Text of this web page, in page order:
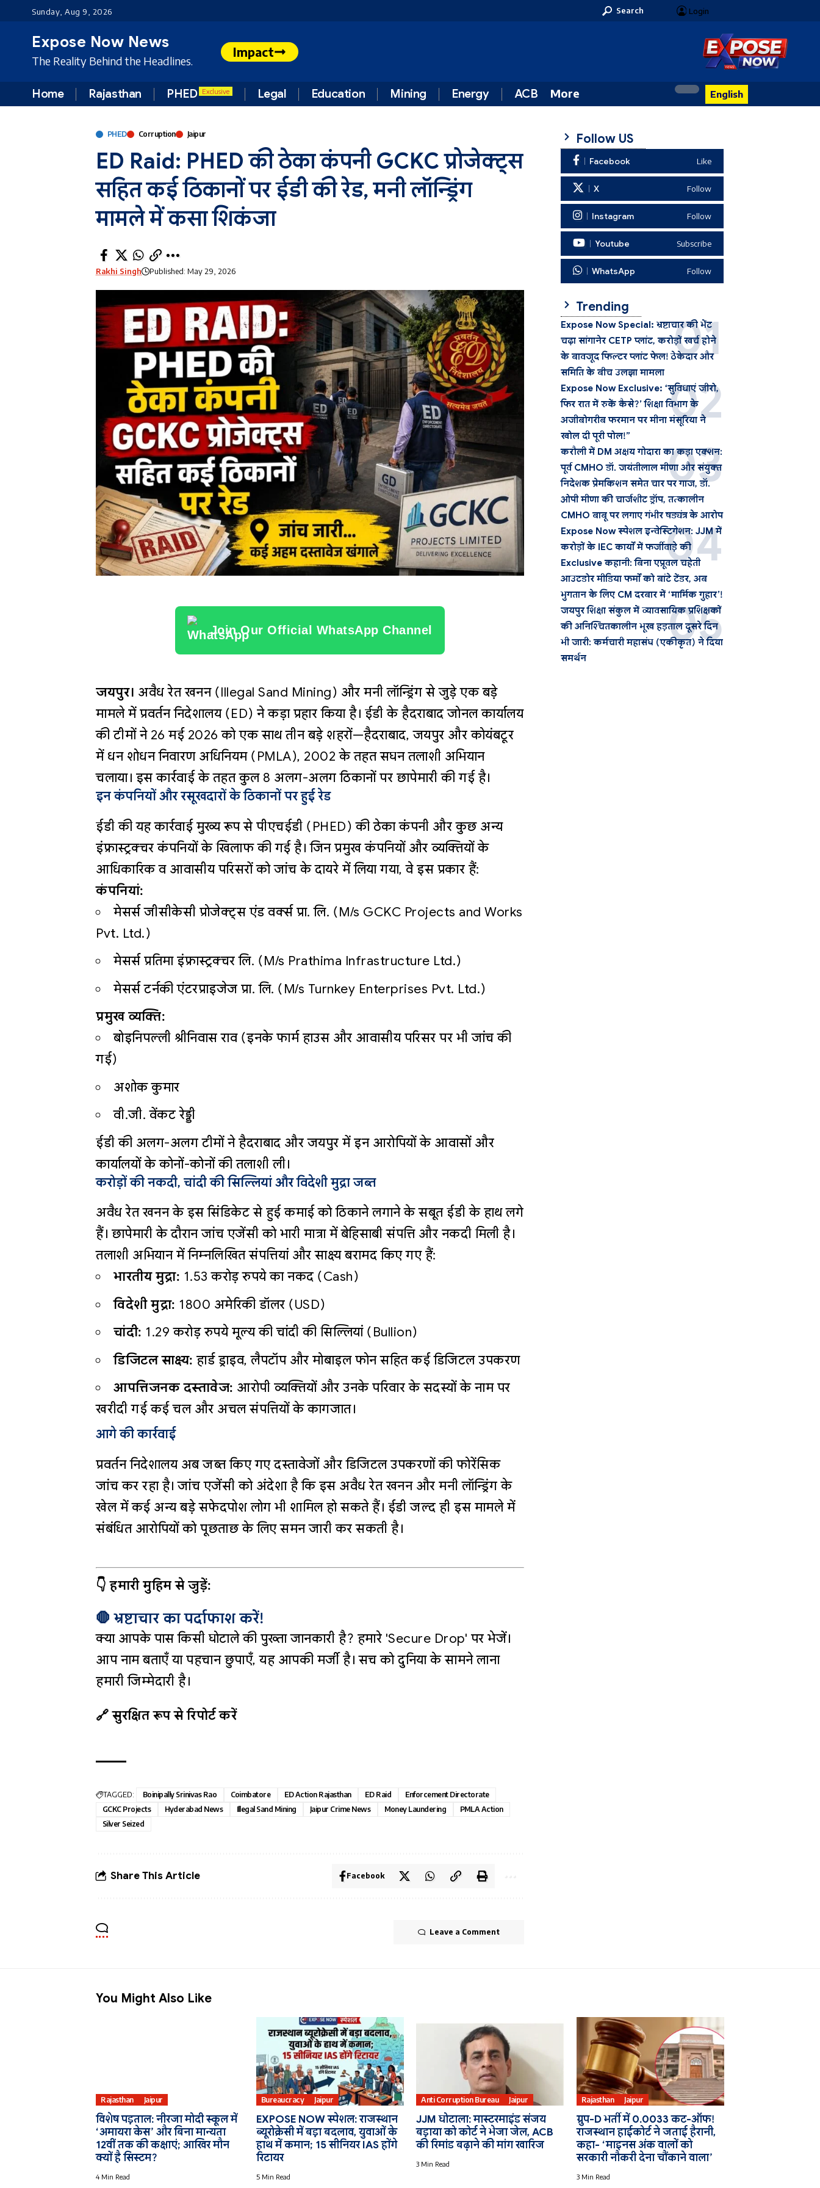
Sunday, Aug 9, 2026 Search Login
Expose Now News
The Reality Behind the Headlines.
Impact
Home Rajasthan PHED Exclusive Legal Education Mining Energy ACB More English
PHED Corruption Jaipur
ED Raid: PHED की ठेका कंपनी GCKC प्रोजेक्ट्स
सहित कई ठिकानों पर ईडी की रेड, मनी लॉन्ड्रिंग
मामले में कसा शिकंजा
Rakhi Singh Published: May 29, 2026
Join Our Official WhatsApp Channel
जयपुर। अवैध रेत खनन (Illegal Sand Mining) और मनी लॉन्ड्रिंग से जुड़े एक बड़े
मामले में प्रवर्तन निदेशालय (ED) ने कड़ा प्रहार किया है। ईडी के हैदराबाद जोनल कार्यालय
की टीमों ने 26 मई 2026 को एक साथ तीन बड़े शहरों—हैदराबाद, जयपुर और कोयंबटूर
में धन शोधन निवारण अधिनियम (PMLA), 2002 के तहत सघन तलाशी अभियान
चलाया। इस कार्रवाई के तहत कुल 8 अलग-अलग ठिकानों पर छापेमारी की गई है।
इन कंपनियों और रसूखदारों के ठिकानों पर हुई रेड
ईडी की यह कार्रवाई मुख्य रूप से पीएचईडी (PHED) की ठेका कंपनी और कुछ अन्य
इंफ्रास्ट्रक्चर कंपनियों के खिलाफ की गई है। जिन प्रमुख कंपनियों और व्यक्तियों के
आधिकारिक व आवासीय परिसरों को जांच के दायरे में लिया गया, वे इस प्रकार हैं:
कंपनियां:
मेसर्स जीसीकेसी प्रोजेक्ट्स एंड वर्क्स प्रा. लि. (M/s GCKC Projects and Works
Pvt. Ltd.)
मेसर्स प्रतिमा इंफ्रास्ट्रक्चर लि. (M/s Prathima Infrastructure Ltd.)
मेसर्स टर्नकी एंटरप्राइजेज प्रा. लि. (M/s Turnkey Enterprises Pvt. Ltd.)
प्रमुख व्यक्ति:
बोइनिपल्ली श्रीनिवास राव (इनके फार्म हाउस और आवासीय परिसर पर भी जांच की
गई)
अशोक कुमार
वी.जी. वेंकट रेड्डी
ईडी की अलग-अलग टीमों ने हैदराबाद और जयपुर में इन आरोपियों के आवासों और
कार्यालयों के कोनों-कोनों की तलाशी ली।
करोड़ों की नकदी, चांदी की सिल्लियां और विदेशी मुद्रा जब्त
अवैध रेत खनन के इस सिंडिकेट से हुई कमाई को ठिकाने लगाने के सबूत ईडी के हाथ लगे
हैं। छापेमारी के दौरान जांच एजेंसी को भारी मात्रा में बेहिसाबी संपत्ति और नकदी मिली है।
तलाशी अभियान में निम्नलिखित संपत्तियां और साक्ष्य बरामद किए गए हैं:
भारतीय मुद्रा: 1.53 करोड़ रुपये का नकद (Cash)
विदेशी मुद्रा: 1800 अमेरिकी डॉलर (USD)
चांदी: 1.29 करोड़ रुपये मूल्य की चांदी की सिल्लियां (Bullion)
डिजिटल साक्ष्य: हार्ड ड्राइव, लैपटॉप और मोबाइल फोन सहित कई डिजिटल उपकरण
आपत्तिजनक दस्तावेज: आरोपी व्यक्तियों और उनके परिवार के सदस्यों के नाम पर
खरीदी गई कई चल और अचल संपत्तियों के कागजात।
आगे की कार्रवाई
प्रवर्तन निदेशालय अब जब्त किए गए दस्तावेजों और डिजिटल उपकरणों की फोरेंसिक
जांच कर रहा है। जांच एजेंसी को अंदेशा है कि इस अवैध रेत खनन और मनी लॉन्ड्रिंग के
खेल में कई अन्य बड़े सफेदपोश लोग भी शामिल हो सकते हैं। ईडी जल्द ही इस मामले में
संबंधित आरोपियों को पूछताछ के लिए समन जारी कर सकती है।
👇 हमारी मुहिम से जुड़ें:
🛑 भ्रष्टाचार का पर्दाफाश करें!
क्या आपके पास किसी घोटाले की पुख्ता जानकारी है? हमारे 'Secure Drop' पर भेजें।
आप नाम बताएँ या पहचान छुपाएँ, यह आपकी मर्जी है। सच को दुनिया के सामने लाना
हमारी जिम्मेदारी है।
🔗 सुरक्षित रूप से रिपोर्ट करें
TAGGED: Boinipally Srinivas Rao Coimbatore ED Action Rajasthan ED Raid
Enforcement Directorate
GCKC Projects
Hyderabad News Illegal Sand Mining Jaipur Crime News Money Laundering
PMLA Action
Silver Seized
Share This Article Facebook
Leave a Comment
Follow US
Facebook Like
X Follow
Instagram Follow
Youtube Subscribe
WhatsApp Follow
Trending
Expose Now Special: भ्रष्टाचार की भेंट
चढ़ा सांगानेर CETP प्लांट, करोड़ों खर्च होने
के बावजूद फिल्टर प्लांट फेल! ठेकेदार और
समिति के बीच उलझा मामला
Expose Now Exclusive: ‘सुविधाएं जीरो,
फिर रात में रुकें कैसे?’ शिक्षा विभाग के
अजीबोगरीब फरमान पर मीना मंसूरिया ने
खोल दी पूरी पोल!”
करौली में DM अक्षय गोदारा का कड़ा एक्शन:
पूर्व CMHO डॉ. जयंतीलाल मीणा और संयुक्त
निदेशक प्रेमकिशन समेत चार पर गाज, डॉ.
ओपी मीणा की चार्जशीट ड्रॉप, तत्कालीन
CMHO बाबू पर लगाए गंभीर षड्यंत्र के आरोप
Expose Now स्पेशल इन्वेस्टिगेशन: JJM में
करोड़ों के IEC कार्यों में फर्जीवाड़े की
Exclusive कहानी: बिना एप्रूवल चहेती
आउटडोर मीडिया फर्मों को बांटे टेंडर, अब
भुगतान के लिए CM दरबार में ‘मार्मिक गुहार’!
जयपुर शिक्षा संकुल में व्यावसायिक प्रशिक्षकों
की अनिश्चितकालीन भूख हड़ताल दूसरे दिन
भी जारी: कर्मचारी महासंघ (एकीकृत) ने दिया
समर्थन
You Might Also Like
Rajasthan Jaipur
विशेष पड़ताल: नीरजा मोदी स्कूल में
‘अमायरा केस’ और बिना मान्यता
12वीं तक की कक्षाएं; आखिर मौन
क्यों है सिस्टम?
4 Min Read
Bureaucracy Jaipur
EXPOSE NOW स्पेशल: राजस्थान
ब्यूरोक्रेसी में बड़ा बदलाव, युवाओं के
हाथ में कमान; 15 सीनियर IAS होंगे
रिटायर
5 Min Read
Anti Corruption Bureau Jaipur
JJM घोटाला: मास्टरमाइंड संजय
बड़ाया को कोर्ट ने भेजा जेल, ACB
की रिमांड बढ़ाने की मांग खारिज
3 Min Read
Rajasthan Jaipur
ग्रुप-D भर्ती में 0.0033 कट-ऑफ!
राजस्थान हाईकोर्ट ने जताई हैरानी,
कहा- ‘माइनस अंक वालों को
सरकारी नौकरी देना चौंकाने वाला’
3 Min Read